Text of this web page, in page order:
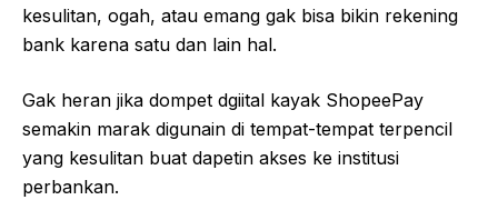
kesulitan, ogah, atau emang gak bisa bikin rekening
bank karena satu dan lain hal.
Gak heran jika dompet dgiital kayak ShopeePay
semakin marak digunain di tempat-tempat terpencil
yang kesulitan buat dapetin akses ke institusi
perbankan.